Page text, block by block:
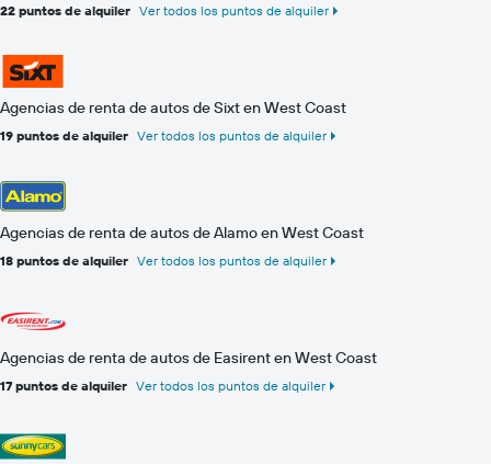
22 puntos de alquiler Ver todos los puntos de alquiler
Agencias de renta de autos de Sixt en West Coast
19 puntos de alquiler Ver todos los puntos de alquiler
Agencias de renta de autos de Alamo en West Coast
18 puntos de alquiler Ver todos los puntos de alquiler
Agencias de renta de autos de Easirent en West Coast
17 puntos de alquiler Ver todos los puntos de alquiler